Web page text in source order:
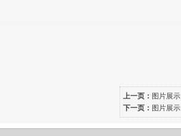
上一页： 图片展示
下一页： 图片展示